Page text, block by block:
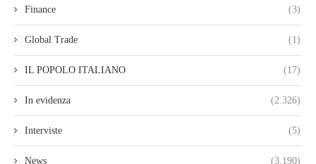
Finance (3)
Global Trade (1)
IL POPOLO ITALIANO (17)
In evidenza (2.326)
Interviste (5)
News (3.190)